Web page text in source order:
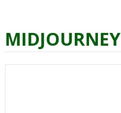
MIDJOURNEY